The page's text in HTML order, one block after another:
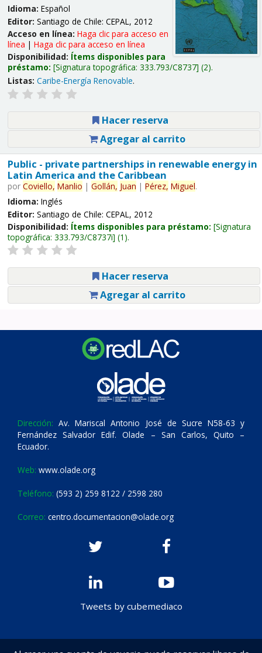
Idioma: Español
Editor: Santiago de Chile: CEPAL, 2012
Acceso en línea: Haga clic para acceso en
línea | Haga clic para acceso en línea
Disponibilidad: Ítems disponibles para
préstamo: Signatura topográfica: 333.793/C8737 (2).
Listas: Caribe-Energía Renovable.
Hacer reserva
Agregar al carrito
Public - private partnerships in renewable energy in
Latin America and the Caribbean
por Coviello, Manlio | Gollán, Juan | Pérez, Miguel.
Idioma: Inglés
Editor: Santiago de Chile: CEPAL, 2012
Disponibilidad: Ítems disponibles para préstamo: Signatura
topográfica: 333.793/C8737i (1).
Hacer reserva
Agregar al carrito
Dirección: Av. Mariscal Antonio José de Sucre N58-63 y
Fernández Salvador Edif. Olade – San Carlos, Quito –
Ecuador.
Web: www.olade.org
Teléfono: (593 2) 259 8122 / 2598 280
Correo: centro.documentacion@olade.org
Tweets by cubemediaco